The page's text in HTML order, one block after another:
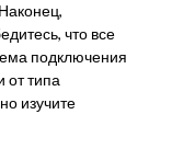
что все
подключения
от типа
изучите